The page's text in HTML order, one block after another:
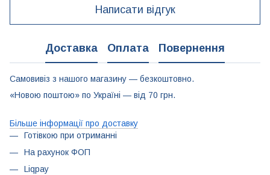
Написати відгук
Доставка Оплата Повернення
Самовивіз з нашого магазину — безкоштовно.
«Новою поштою» по Україні — від 70 грн.
Більше інформації про доставку
Готівкою при отриманні
На рахунок ФОП
Liqpay